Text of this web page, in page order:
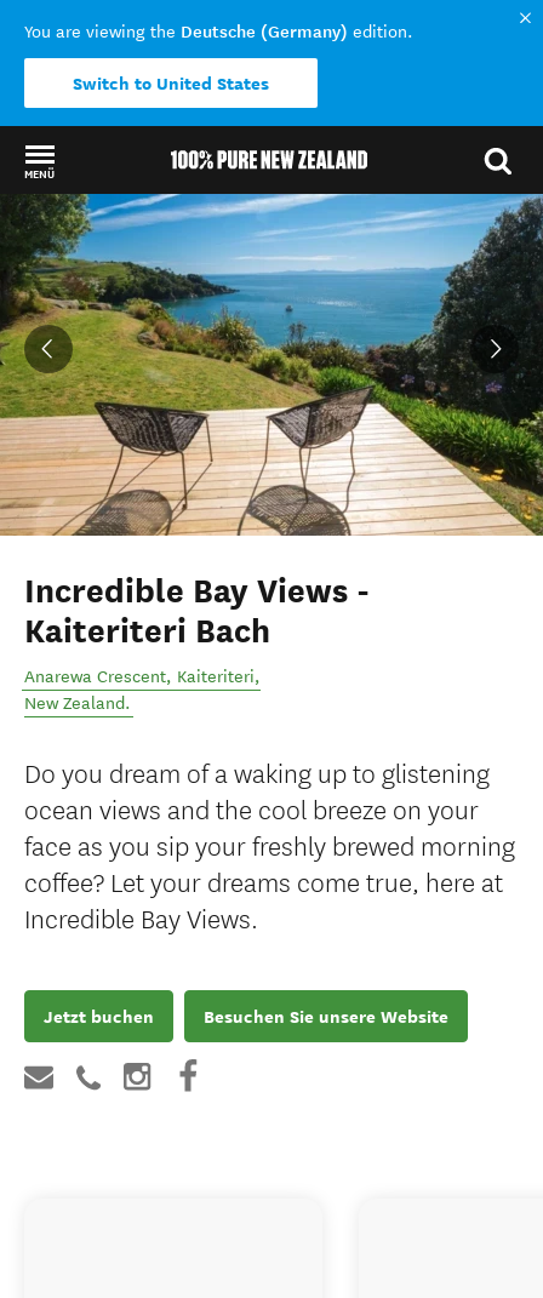
You are viewing the Deutsche (Germany) edition.
Switch to United States
MENÜ
Back to my results
Incredible Bay Views -
Kaiteriteri Bach
Anarewa Crescent, Kaiteriteri,
New Zealand.
Do you dream of a waking up to glistening
ocean views and the cool breeze on your
face as you sip your freshly brewed morning
coffee? Let your dreams come true, here at
Incredible Bay Views.
Jetzt buchen Besuchen Sie unsere Website